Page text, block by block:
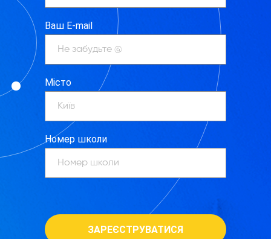
Ваш E-mail
Місто
Номер школи
ЗАРЕЄСТРУВАТИСЯ